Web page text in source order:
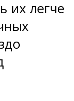
их легче